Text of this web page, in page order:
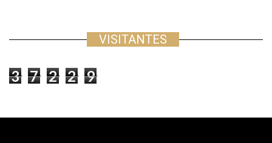
VISITANTES
3 7 2 2 9